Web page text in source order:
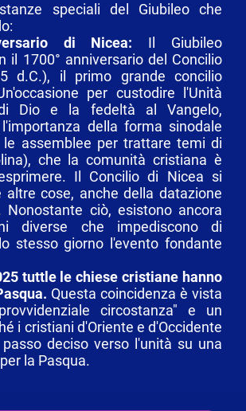
speciali del Giubileo che
di Nicea: Il Giubileo
il 1700° anniversario del Concilio
d.C.), il primo grande concilio
per custodire l'Unità
Dio e la fedeltà al Vangelo,
della forma sinodale
assemblee per trattare temi di
che la comunità cristiana è
Il Concilio di Nicea si
altre cose, anche della datazione
Nonostante ciò, esistono ancora
diverse che impediscono di
stesso giorno l'evento fondante
tuttle le chiese cristiane hanno
Questa coincidenza è vista
circostanza" e un
i cristiani d'Oriente e d'Occidente
deciso verso l'unità su una
la Pasqua.